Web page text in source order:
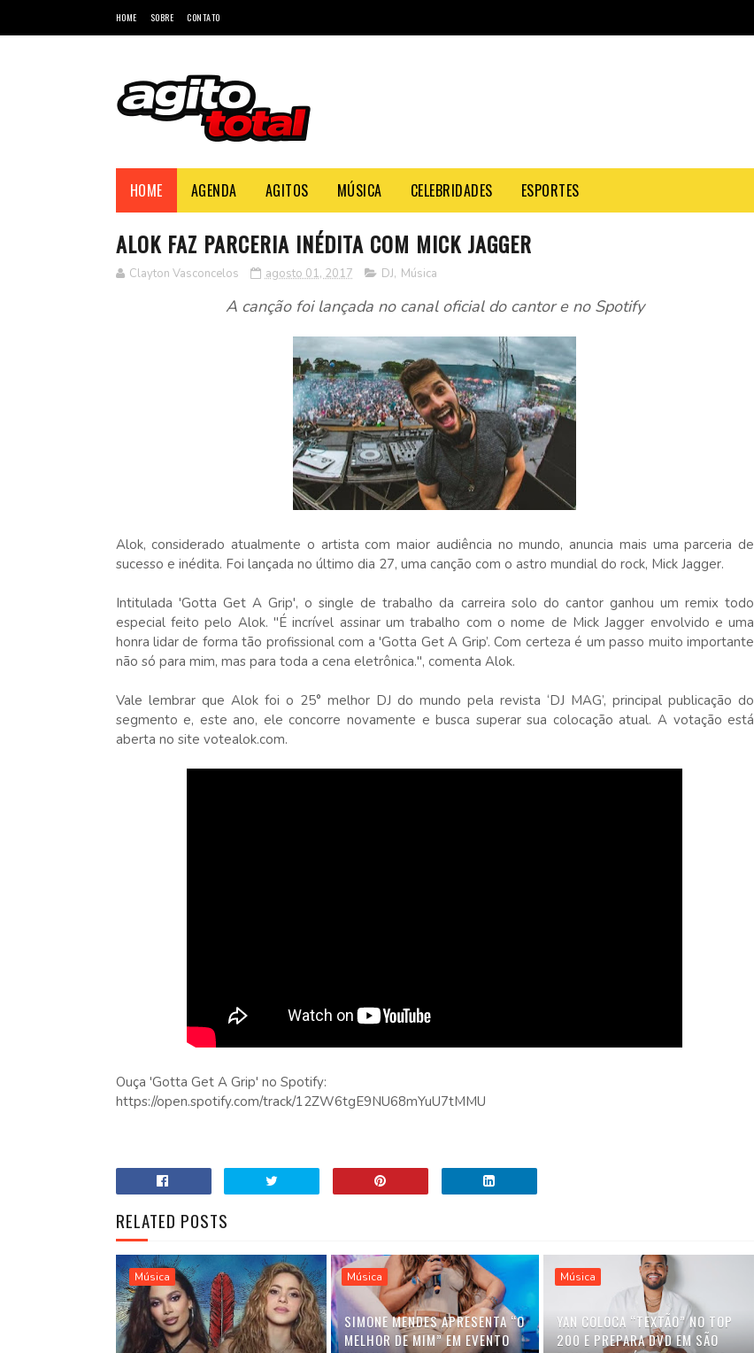
HOME SOBRE CONTATO
HOME AGENDA AGITOS MÚSICA CELEBRIDADES ESPORTES
ALOK FAZ PARCERIA INÉDITA COM MICK JAGGER
Clayton Vasconcelos agosto 01, 2017 DJ, Música
A canção foi lançada no canal oficial do cantor e no Spotify
Alok, considerado atualmente o artista com maior audiência no mundo, anuncia mais uma parceria de
sucesso e inédita. Foi lançada no último dia 27, uma canção com o astro mundial do rock, Mick Jagger.
Intitulada 'Gotta Get A Grip', o single de trabalho da carreira solo do cantor ganhou um remix todo
especial feito pelo Alok. "É incrível assinar um trabalho com o nome de Mick Jagger envolvido e uma
honra lidar de forma tão profissional com a 'Gotta Get A Grip’. Com certeza é um passo muito importante
não só para mim, mas para toda a cena eletrônica.", comenta Alok.
Vale lembrar que Alok foi o 25° melhor DJ do mundo pela revista ‘DJ MAG’, principal publicação do
segmento e, este ano, ele concorre novamente e busca superar sua colocação atual. A votação está
aberta no site votealok.com.
Ouça 'Gotta Get A Grip' no Spotify:
https://open.spotify.com/track/12ZW6tgE9NU68mYuU7tMMU
RELATED POSTS
Música Música
SIMONE MENDES APRESENTA “O
MELHOR DE MIM” EM EVENTO
Música
YAN COLOCA “TEXTÃO” NO TOP
200 E PREPARA DVD EM SÃO